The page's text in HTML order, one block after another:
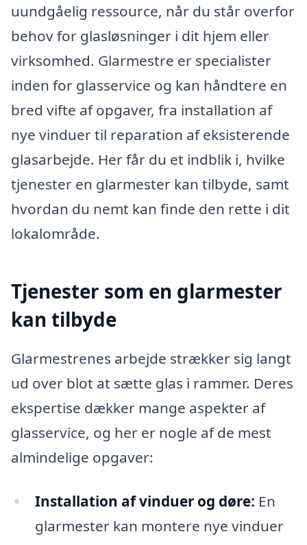
uundgåelig ressource, når du står overfor
behov for glasløsninger i dit hjem eller
virksomhed. Glarmestre er specialister
inden for glasservice og kan håndtere en
bred vifte af opgaver, fra installation af
nye vinduer til reparation af eksisterende
glasarbejde. Her får du et indblik i, hvilke
tjenester en glarmester kan tilbyde, samt
hvordan du nemt kan finde den rette i dit
lokalområde.
Tjenester som en glarmester
kan tilbyde
Glarmestrenes arbejde strækker sig langt
ud over blot at sætte glas i rammer. Deres
ekspertise dækker mange aspekter af
glasservice, og her er nogle af de mest
almindelige opgaver:
Installation af vinduer og døre: En
glarmester kan montere nye vinduer